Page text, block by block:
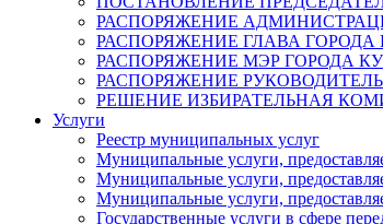
РАСПОРЯЖЕНИЕ
РАСПОРЯЖЕНИЕ ГЛАВА ГОРОДА
РАСПОРЯЖЕНИЕ МЭР ГОРОДА
РАСПОРЯЖЕНИЕ
РЕШЕНИЕ ИЗБИРАТЕЛЬНАЯ
Услуги
Реестр муниципальных услуг
Муниципальные услуги,
Муниципальные услуги,
Муниципальные услуги,
Государственные услуги в сфере